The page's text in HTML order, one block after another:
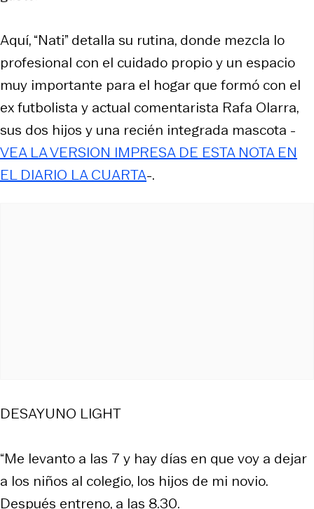
Aquí, “Nati” detalla su rutina, donde mezcla lo
profesional con el cuidado propio y un espacio
muy importante para el hogar que formó con el
ex futbolista y actual comentarista Rafa Olarra,
sus dos hijos y una recién integrada mascota -
VEA LA VERSION IMPRESA DE ESTA NOTA EN
EL DIARIO LA CUARTA-.
DESAYUNO LIGHT
“Me levanto a las 7 y hay días en que voy a dejar
a los niños al colegio, los hijos de mi novio.
Después entreno, a las 8.30.